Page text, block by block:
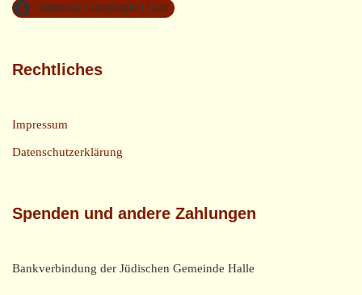
Jüdische Gemeinde Halle
Rechtliches
Impressum
Datenschutzerklärung
Spenden und andere Zahlungen
Bankverbindung der Jüdischen Gemeinde Halle